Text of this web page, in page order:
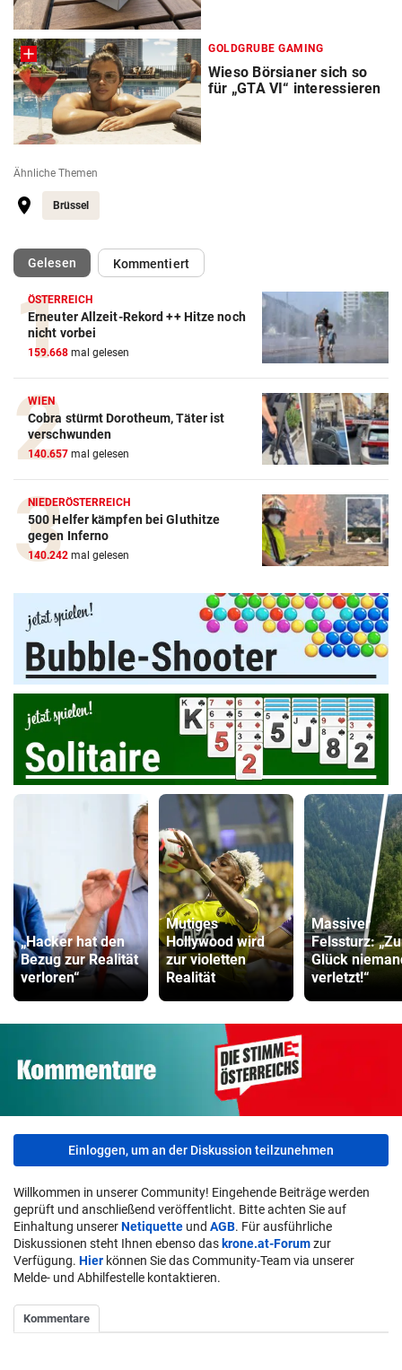
GOLDGRUBE GAMING
Wieso Börsianer sich so
für „GTA VI“ interessieren
Ähnliche Themen
Brüssel
Gelesen(ausgewählt)Kommentiert
ÖSTERREICH
Erneuter Allzeit-Rekord ++ Hitze noch
nicht vorbei
159.668 mal gelesen
WIEN
Cobra stürmt Dorotheum, Täter ist
verschwunden
140.657 mal gelesen
NIEDERÖSTERREICH
500 Helfer kämpfen bei Gluthitze
gegen Inferno
140.242 mal gelesen
„Hacker hat den
Bezug zur Realität
verloren“
Mutiges
Hollywood wird
zur violetten
Realität
Massiver
Felssturz:
Glück
verletzt!“
Einloggen, um an der Diskussion teilzunehmen
Willkommen in unserer Community! Eingehende Beiträge werden
geprüft und anschließend veröffentlicht. Bitte achten Sie auf
Einhaltung unsererNetiquette und AGB. Für ausführliche
Diskussionen steht Ihnen ebenso das krone.at-Forumzur
Verfügung. Hier können Sie das Community-Team via unserer
Melde- und Abhilfestelle kontaktieren.